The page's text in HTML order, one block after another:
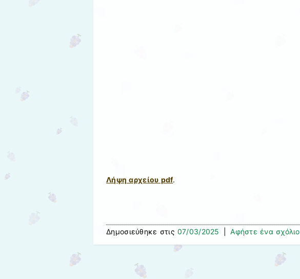
Λήψη αρχείου pdf.
Δημοσιεύθηκε στις 07/03/2025 Αφήστε ένα σχόλιο